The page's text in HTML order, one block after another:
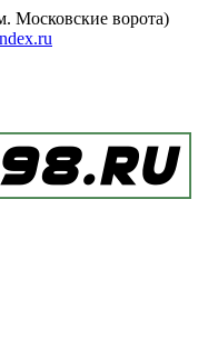
Московские ворота)